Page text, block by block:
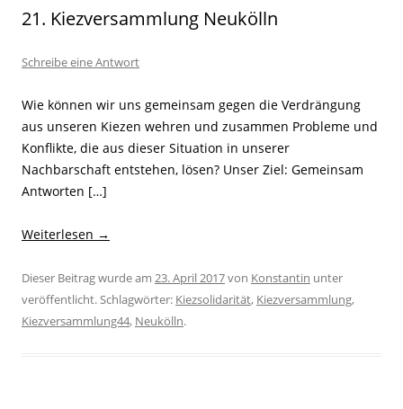
21. Kiezversammlung Neukölln
Schreibe eine Antwort
Wie können wir uns gemeinsam gegen die Verdrängung
aus unseren Kiezen wehren und zusammen Probleme und
Konflikte, die aus dieser Situation in unserer
Nachbarschaft entstehen, lösen? Unser Ziel: Gemeinsam
Antworten […]
Weiterlesen →
Dieser Beitrag wurde am 23. April 2017von Konstantin unter
veröffentlicht. Schlagwörter: Kiezsolidarität, Kiezversammlung,
Kiezversammlung44, Neukölln.